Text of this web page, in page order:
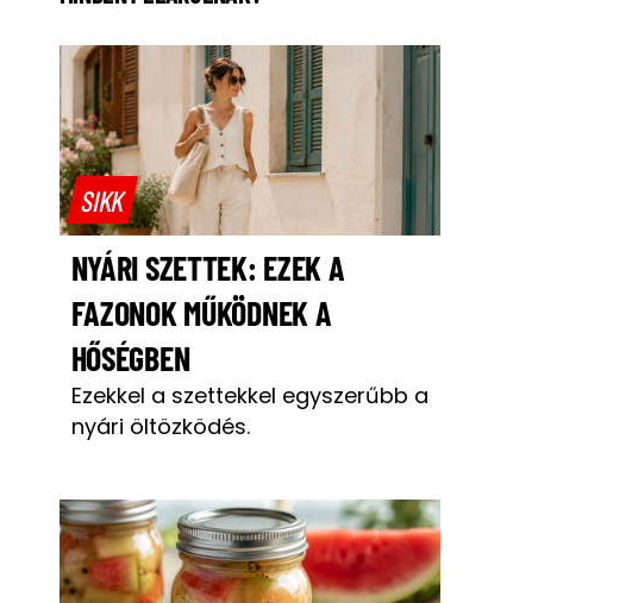
SIKK
NYÁRI SZETTEK: EZEK A
FAZONOK MŰKÖDNEK A
HŐSÉGBEN
Ezekkel a szettekkel egyszerűbb a
nyári öltözködés.